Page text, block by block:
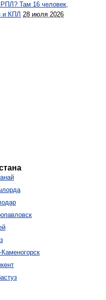
Там 16 человек,
и КПЛ 28 июля 2026
Каменогорск